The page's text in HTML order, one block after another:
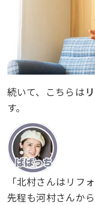
続いて、こちらは
す。
「北村さんはリフ
先程も河村さんか